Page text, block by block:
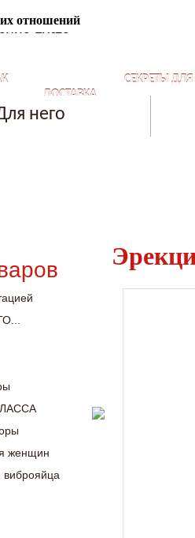
отношений
ДОСТАВКА
СЕКРЕТЫ
него
пуста
женщин
виброяйца